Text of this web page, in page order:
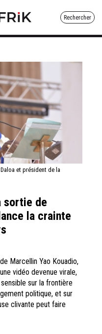
Rechercher
et président de la
sortie de
la crainte
Marcellin Yao Kouadio,
vidéo devenue virale,
sur la frontière
politique, et sur
clivante peut faire